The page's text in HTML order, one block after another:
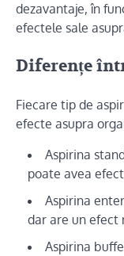
dezavantaje, în
efectele sale
Diferențe
Fiecare tip de
efecte asupra
Aspirina
poate avea
Aspirina
dar are un efect
Aspirina